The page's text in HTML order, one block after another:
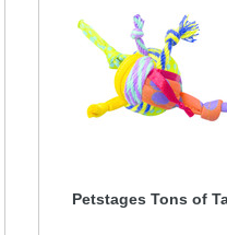
Petstages Tons of